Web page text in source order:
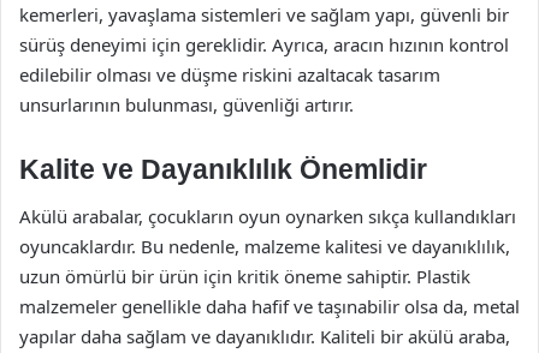
kemerleri, yavaşlama sistemleri ve sağlam yapı, güvenli bir
sürüş deneyimi için gereklidir. Ayrıca, aracın hızının kontrol
edilebilir olması ve düşme riskini azaltacak tasarım
unsurlarının bulunması, güvenliği artırır.
Kalite ve Dayanıklılık Önemlidir
Akülü arabalar, çocukların oyun oynarken sıkça kullandıkları
oyuncaklardır. Bu nedenle, malzeme kalitesi ve dayanıklılık,
uzun ömürlü bir ürün için kritik öneme sahiptir. Plastik
malzemeler genellikle daha hafif ve taşınabilir olsa da, metal
yapılar daha sağlam ve dayanıklıdır. Kaliteli bir akülü araba,